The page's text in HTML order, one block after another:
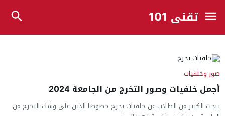
تقني 101
صور وخلفيات
أجمل خلفيات وصور التخرج من الجامعة 2024
يبحث الكثير من الطلاب عن خلفيات تخرج خصوصا الذين على وشك التخرج من